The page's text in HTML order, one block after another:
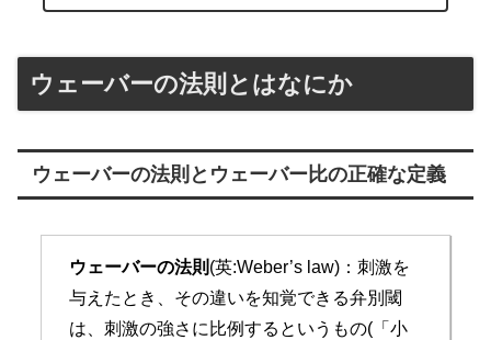
ウェーバーの法則とはなにか
ウェーバーの法則とウェーバー比の正確な定義
ウェーバーの法則 (英:Weber’s law)：刺激を
与えたとき、その違いを知覚できる弁別閾
は、刺激の強さに比例するというもの(「小